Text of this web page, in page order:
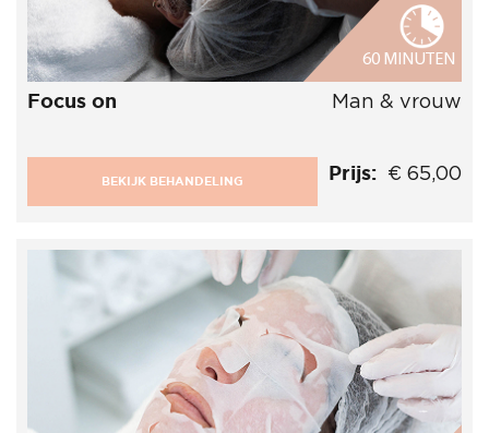
60 MINUTEN
Focus on Man & vrouw
BEKIJK BEHANDELING Prijs: € 65,00